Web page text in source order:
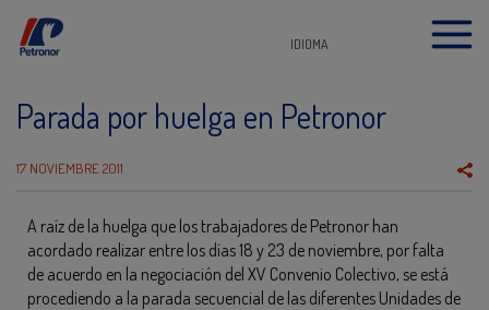
IDIOMA
Parada por huelga en Petronor
17 NOVIEMBRE 2011
A raíz de la huelga que los trabajadores de Petronor han
acordado realizar entre los días 18 y 23 de noviembre, por falta
de acuerdo en la negociación del XV Convenio Colectivo, se está
procediendo a la parada secuencial de las diferentes Unidades de